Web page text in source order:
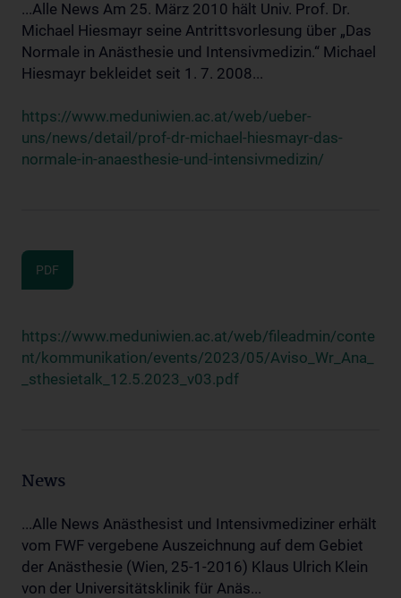
...Alle News Am 25. März 2010 hält Univ. Prof. Dr.
Michael Hiesmayr seine Antrittsvorlesung über „Das
Normale in Anästhesie und Intensivmedizin.“ Michael
Hiesmayr bekleidet seit 1. 7. 2008...
https://www.meduniwien.ac.at/web/ueber-
uns/news/detail/prof-dr-michael-hiesmayr-das-
normale-in-anaesthesie-und-intensivmedizin/
PDF
https://www.meduniwien.ac.at/web/fileadmin/conte
nt/kommunikation/events/2023/05/Aviso_Wr_Ana_
_sthesietalk_12.5.2023_v03.pdf
News
...Alle News Anästhesist und Intensivmediziner erhält
vom FWF vergebene Auszeichnung auf dem Gebiet
der Anästhesie (Wien, 25-1-2016) Klaus Ulrich Klein
von der Universitätsklinik für Anäs...